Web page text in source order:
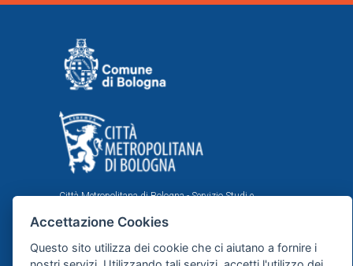
Città Metropolitana di Bologna - Servizio Studi e
Comune di Bologna - Area Programmazione, Statistica e
Presidio sistemi di controllo interni, U.I. Ufficio Comunale
di Statistica
Accettazione Cookies
Questo sito utilizza dei cookie che ci aiutano a fornire i